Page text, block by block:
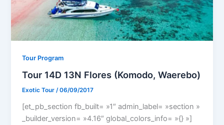
Tour Program
Tour 14D 13N Flores (Komodo, Waerebo)
Exotic Tour/06/09/2017
[et_pb_section fb_built= »1″ admin_label= »section »
_builder_version= »4.16″ global_colors_info= »{} »]